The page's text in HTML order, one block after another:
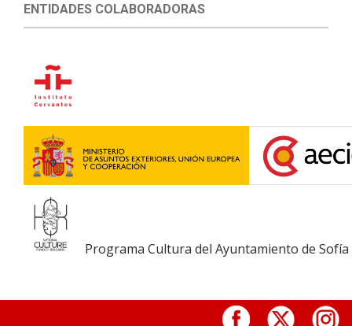
ENTIDADES COLABORADORAS
Programa Cultura del Ayuntamiento de Sofía